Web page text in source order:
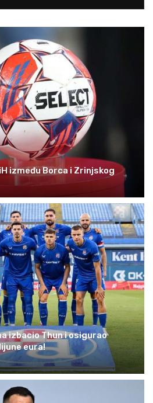
između Borca i Zrinjskog
izbacio Thun i osigurao
eura!